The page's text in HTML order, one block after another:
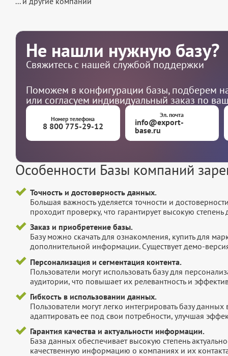
Не нашли нужную базу?
Свяжитесь с нашей службой поддержки
Поможем в конфигурации базы, подберем
или согласуем индивидуальный заказ по
Номер телефона
8 800 775-29-12
Эл. почта
info@export-
base.ru
Особенности Базы компаний
Точность и достоверность данных.
Большая важность уделяется точности и
проходит проверку, что гарантирует высокую
Заказ и приобретение базы.
Базу можно скачать для ознакомления, купить для
дополнительной информации. Существует демо-
Персонализация и сегментация контента.
Пользователи могут использовать базу для
аудитории, что повышает их релевантность и
Гибкость в использовании данных.
Пользователи могут легко интегрировать базу
адаптировать ее под свои потребности, улучшая
Гарантия качества и актуальности информации.
База данных обеспечивает высокую степень
качественную информацию о компаниях и их